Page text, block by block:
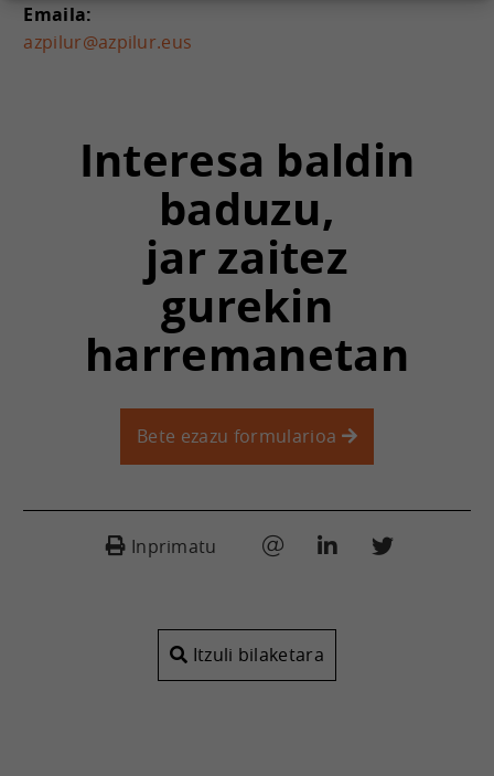
Emaila:
azpilur@azpilur.eus
Interesa baldin
baduzu,
jar zaitez
gurekin
harremanetan
Bete ezazu formularioa
Inprimatu
Itzuli bilaketara